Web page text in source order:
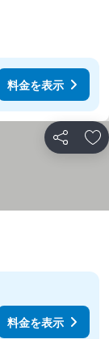
料金を表示
シェア お
料金を表示